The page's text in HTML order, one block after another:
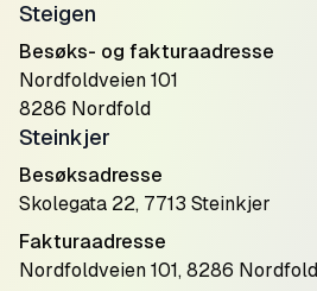
Steigen
Besøks- og fakturaadresse
Nordfoldveien 101
8286 Nordfold
Steinkjer
Besøksadresse
Skolegata 22, 7713 Steinkjer
Fakturaadresse
Nordfoldveien 101, 8286 Nordfold